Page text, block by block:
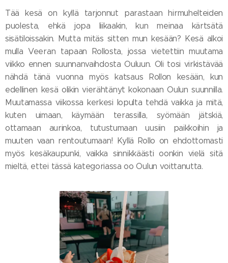
Tää kesä on kyllä tarjonnut parastaan hirmuhelteiden
puolesta, ehkä jopa liikaakin, kun meinaa kärtsätä
sisätiloissakin. Mutta mitäs sitten mun kesään? Kesä alkoi
mulla Veeran tapaan Rollosta, jossa vietettiin muutama
viikko ennen suunnanvaihdosta Ouluun. Oli tosi virkistävää
nähdä tänä vuonna myös katsaus Rollon kesään, kun
edellinen kesä olikin vierähtänyt kokonaan Oulun suunnilla.
Muutamassa viikossa kerkesi lopulta tehdä vaikka ja mitä,
kuten uimaan, käymään terassilla, syömään jätskiä,
ottamaan aurinkoa, tutustumaan uusiin paikkoihin ja
muuten vaan rentoutumaan! Kyllä Rollo on ehdottomasti
myös kesäkaupunki, vaikka sinnikkäästi oonkin vielä sitä
mieltä, ettei tässä kategoriassa oo Oulun voittanutta.